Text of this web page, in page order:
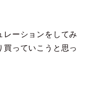
レーションをしてみ
買っていこうと思っ